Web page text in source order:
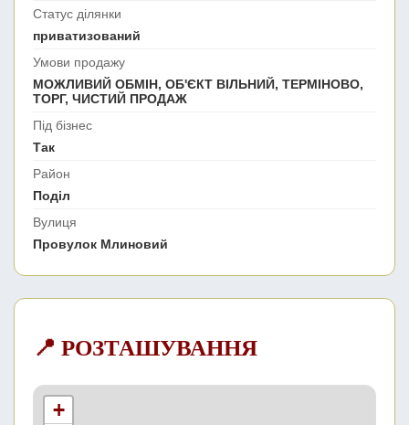
Статус ділянки
приватизований
Умови продажу
МОЖЛИВИЙ ОБМІН, ОБ'ЄКТ ВІЛЬНИЙ, ТЕРМІНОВО,
ТОРГ, ЧИСТИЙ ПРОДАЖ
Під бізнес
Так
Район
Поділ
Вулиця
Провулок Млиновий
📍 РОЗТАШУВАННЯ
+